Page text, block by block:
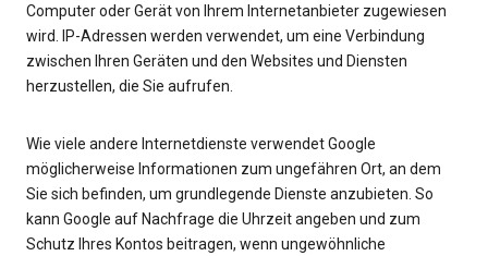
Computer oder Gerät von Ihrem Internetanbieter zugewiesen
wird. IP-Adressen werden verwendet, um eine Verbindung
zwischen Ihren Geräten und den Websites und Diensten
herzustellen, die Sie aufrufen.
Wie viele andere Internetdienste verwendet Google
möglicherweise Informationen zum ungefähren Ort, an dem
Sie sich befinden, um grundlegende Dienste anzubieten. So
kann Google auf Nachfrage die Uhrzeit angeben und zum
Schutz Ihres Kontos beitragen, wenn ungewöhnliche